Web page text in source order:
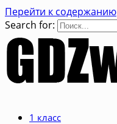
Перейти к содержанию
Search for:
1 класс